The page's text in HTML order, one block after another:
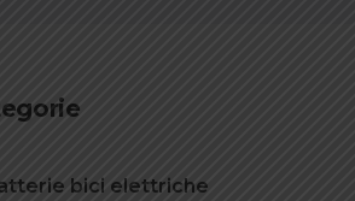
bici elettriche